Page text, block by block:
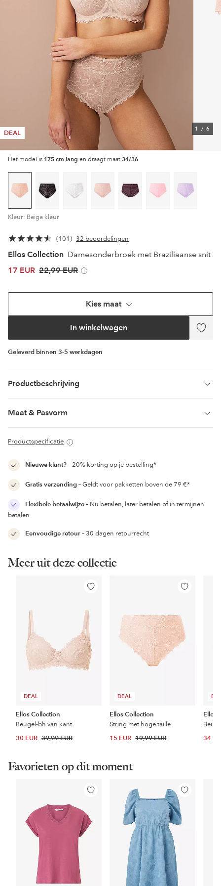
DEAL
1 / 6
Het model is 175 cm lang en draagt maat 34/36
Kleur: Beige kleur
101 32 beoordelingen
Ellos Collection Damesonderbroek met Braziliaanse snit
17 EUR 22,99 EUR
Kies maat
In winkelwagen
Geleverd binnen 3-5 werkdagen
Productbeschrijving
Maat & Pasvorm
Productspecificatie
Nieuwe klant?– 20% korting op je bestelling*
Gratis verzending– Geldt voor pakketten boven de 79 €*
Flexibele betaalwijze– Nu betalen, later betalen of in termijnen
betalen
Eenvoudige retour– 30 dagen retourrecht
Meer uit deze collectie
DEAL
Toevoegen
Ellos Collection
Beugel-bh van kant
30 EUR 39,99 EUR
DEAL
Toevoegen
Ellos Collection
String met hoge taille
15 EUR 19,99 EUR
Ellos
34
Favorieten op dit moment
Toevoegen
Toevoegen